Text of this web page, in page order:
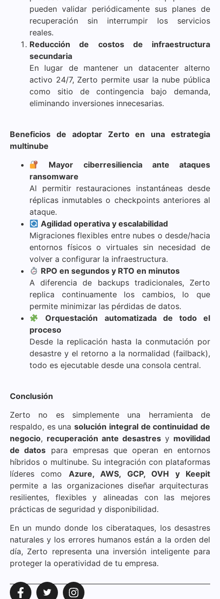
pueden validar periódicamente sus planes de
recuperación sin interrumpir los servicios
reales.
Reducción de costos de infraestructura
secundaria
En lugar de mantener un datacenter alterno
activo 24/7, Zerto permite usar la nube pública
como sitio de contingencia bajo demanda,
eliminando inversiones innecesarias.
Beneficios de adoptar Zerto en una estrategia
multinube
Mayor ciberresiliencia ante ataques
ransomware
Al permitir restauraciones instantáneas desde
réplicas inmutables o checkpoints anteriores al
ataque.
Agilidad operativa y escalabilidad
Migraciones flexibles entre nubes o desde/hacia
entornos físicos o virtuales sin necesidad de
volver a configurar la infraestructura.
RPO en segundos y RTO en minutos
A diferencia de backups tradicionales, Zerto
replica continuamente los cambios, lo que
permite minimizar las pérdidas de datos.
Orquestación automatizada de todo el
proceso
Desde la replicación hasta la conmutación por
desastre y el retorno a la normalidad (failback),
todo es ejecutable desde una consola central.
Conclusión
Zerto no es simplemente una herramienta de
respaldo, es unasolución integral de continuidad de
negocio, recuperación ante desastres y movilidad
de datos para empresas que operan en entornos
híbridos o multinube. Su integración con plataformas
líderes como Azure, AWS, GCP, OVH y Keepit
permite a las organizaciones diseñar arquitecturas
resilientes, flexibles y alineadas con las mejores
prácticas de seguridad y disponibilidad.
En un mundo donde los ciberataques, los desastres
naturales y los errores humanos están a la orden del
día, Zerto representa una inversión inteligente para
proteger la operatividad de tu empresa.